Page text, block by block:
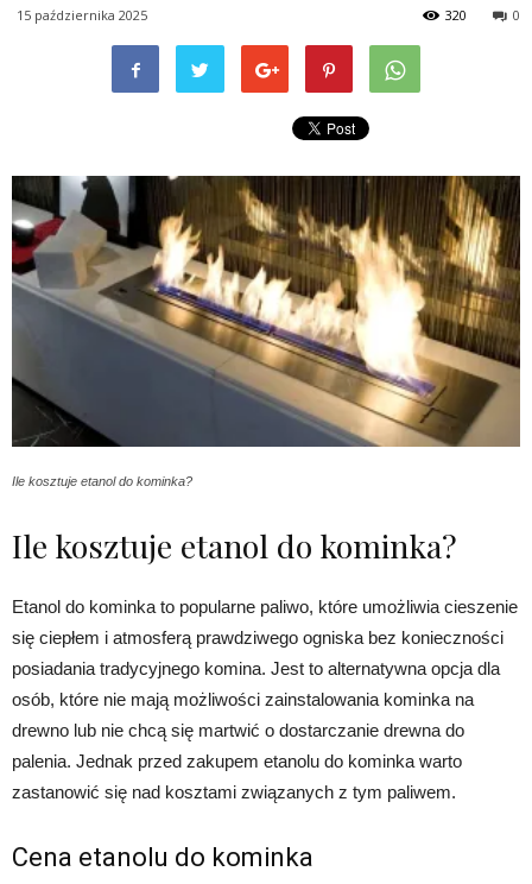
15 października 2025 0
320
Ile kosztuje etanol do kominka?
Ile kosztuje etanol do kominka?
Etanol do kominka to popularne paliwo, które umożliwia cieszenie
się ciepłem i atmosferą prawdziwego ogniska bez konieczności
posiadania tradycyjnego komina. Jest to alternatywna opcja dla
osób, które nie mają możliwości zainstalowania kominka na
drewno lub nie chcą się martwić o dostarczanie drewna do
palenia. Jednak przed zakupem etanolu do kominka warto
zastanowić się nad kosztami związanych z tym paliwem.
Cena etanolu do kominka